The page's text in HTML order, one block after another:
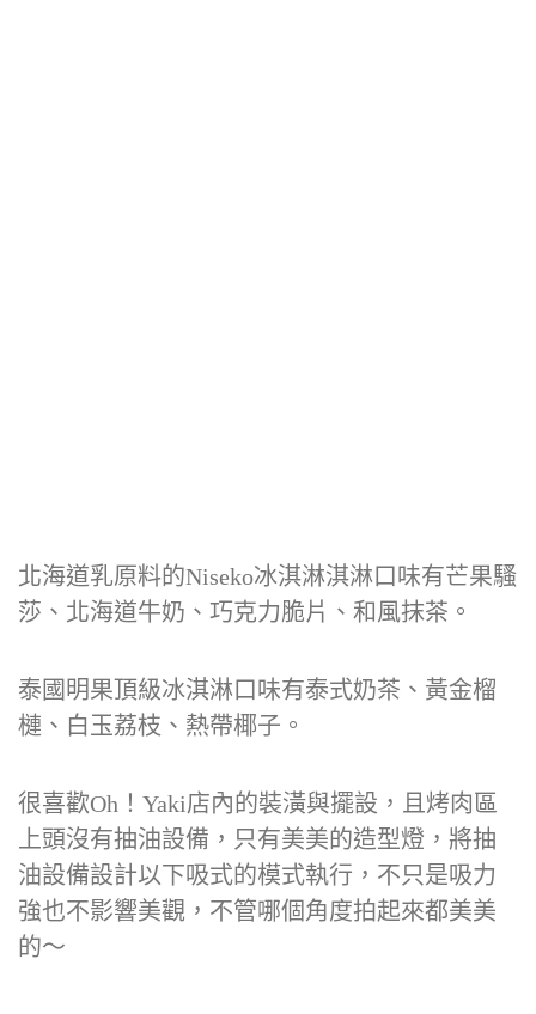
北海道乳原料的Niseko冰淇淋淇淋口味有芒果騷
莎、北海道牛奶、巧克力脆片、和風抹茶。
泰國明果頂級冰淇淋口味有泰式奶茶、黃金榴
槤、白玉荔枝、熱帶椰子。
很喜歡Oh！Yaki店內的裝潢與擺設，且烤肉區
上頭沒有抽油設備，只有美美的造型燈，將抽
油設備設計以下吸式的模式執行，不只是吸力
強也不影響美觀，不管哪個角度拍起來都美美
的～